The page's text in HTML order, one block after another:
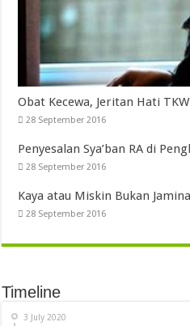
Obat Kecewa, Jeritan Hati
28 September 2016
Penyesalan Sya’ban RA di
28 September 2016
Kaya atau Miskin Bukan
28 September 2016
Timeline
3 July 2020